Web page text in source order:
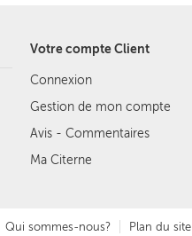
Votre compte Client
Connexion
Gestion de mon compte
Avis - Commentaires
Ma Citerne
Qui sommes-nous? Plan du site